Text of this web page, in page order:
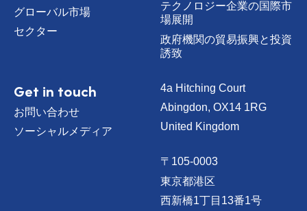
グローバル市場
セクター
テクノロジー企業の国際市
場展開
政府機関の貿易振興と投資
誘致
Get in touch
お問い合わせ
ソーシャルメディア
4a Hitching Court
Abingdon, OX14 1RG
United Kingdom
〒105-0003
東京都港区
西新橋1丁目13番1号